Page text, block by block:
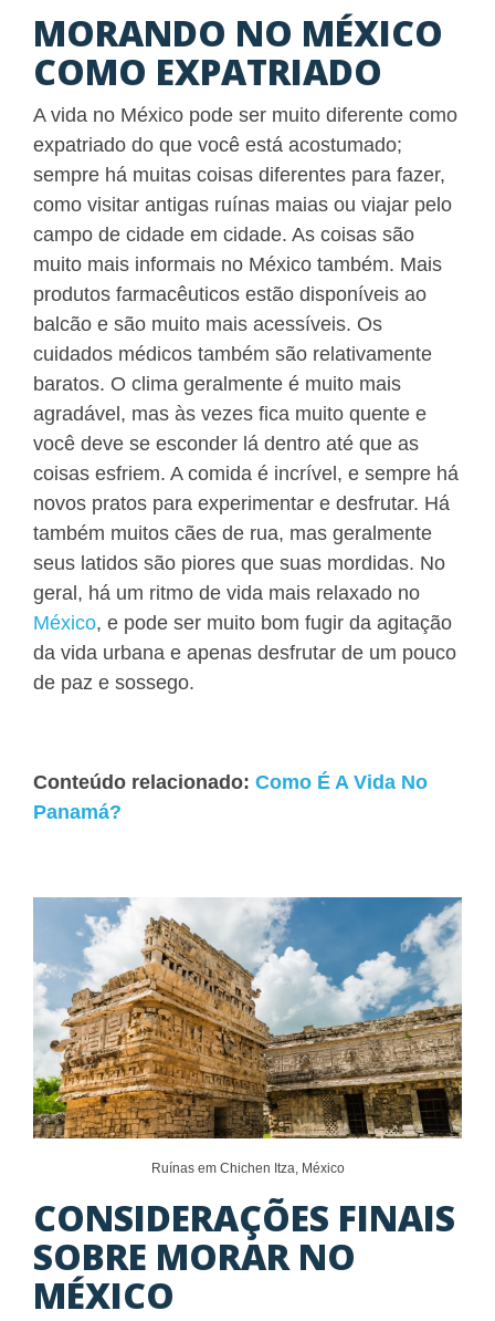
MORANDO NO MÉXICO
COMO EXPATRIADO
A vida no México pode ser muito diferente como
expatriado do que você está acostumado;
sempre há muitas coisas diferentes para fazer,
como visitar antigas ruínas maias ou viajar pelo
campo de cidade em cidade. As coisas são
muito mais informais no México também. Mais
produtos farmacêuticos estão disponíveis ao
balcão e são muito mais acessíveis. Os
cuidados médicos também são relativamente
baratos. O clima geralmente é muito mais
agradável, mas às vezes fica muito quente e
você deve se esconder lá dentro até que as
coisas esfriem. A comida é incrível, e sempre há
novos pratos para experimentar e desfrutar. Há
também muitos cães de rua, mas geralmente
seus latidos são piores que suas mordidas. No
geral, há um ritmo de vida mais relaxado no
México, e pode ser muito bom fugir da agitação
da vida urbana e apenas desfrutar de um pouco
de paz e sossego.
Conteúdo relacionado: Como É A Vida No
Panamá?
Ruínas em Chichen Itza, México
CONSIDERAÇÕES FINAIS
SOBRE MORAR NO
MÉXICO